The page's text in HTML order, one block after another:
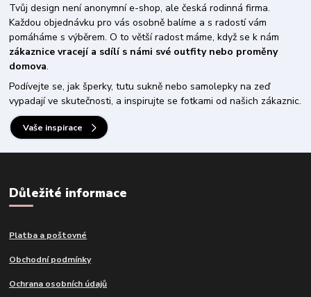
Tvůj design není anonymní e-shop, ale česká rodinná firma.
Každou objednávku pro vás osobně balíme a s radostí vám
pomáháme s výběrem. O to větší radost máme, když se k nám
zákaznice vracejí a sdílí s námi své outfity nebo proměny
domova.
Podívejte se, jak šperky, tutu sukně nebo samolepky na zeď
vypadají ve skutečnosti, a inspirujte se fotkami od našich zákaznic.
Vaše inspirace
Důležité informace
Platba a poštovné
Obchodní podmínky
Ochrana osobních údajů